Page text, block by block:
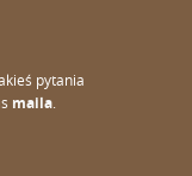
pytania
maila